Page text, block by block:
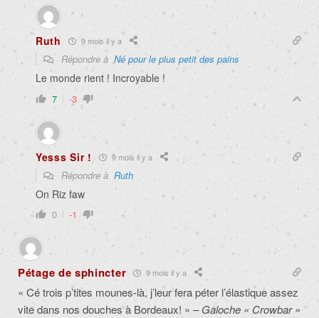
Ruth 9 mois il y a
Répondre à Né pour le plus petit des pains
Le monde rient ! Incroyable !
7 -3
Yesss Sir ! 9 mois il y a
Répondre à Ruth
On Riz faw
0 -1
Pétage de sphincter 9 mois il y a
« Cé trois p’tites mounes-là, j’leur fera péter l’élastique assez
vite dans nos douches à Bordeaux! » –Galoche « Crowbar »